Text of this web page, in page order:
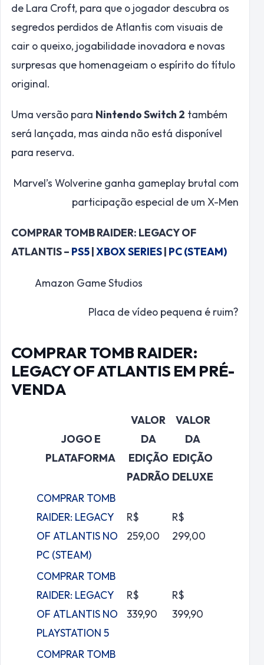
de Lara Croft, para que o jogador descubra os
segredos perdidos de Atlantis com visuais de
cair o queixo, jogabilidade inovadora e novas
surpresas que homenageiam o espírito do título
original.
Uma versão para Nintendo Switch 2 também
será lançada, mas ainda não está disponível
para reserva.
Marvel’s Wolverine ganha gameplay brutal com
participação especial de um X-Men
COMPRAR TOMB RAIDER: LEGACY OF
ATLANTIS – PS5|XBOX SERIES| PC (STEAM)
Amazon Game Studios
Placa de vídeo pequena é ruim?
COMPRAR TOMB RAIDER:
LEGACY OF ATLANTIS EM PRÉ-
VENDA
JOGO E
PLATAFORMA
VALOR
DA
EDIÇÃO
PADRÃO
VALOR
DA
EDIÇÃO
DELUXE
COMPRAR TOMB
RAIDER: LEGACY
OF ATLANTIS NO
PC (STEAM)
R$
259,00
R$
299,00
COMPRAR TOMB
RAIDER: LEGACY
OF ATLANTIS NO
PLAYSTATION 5
R$
339,90
R$
399,90
COMPRAR TOMB